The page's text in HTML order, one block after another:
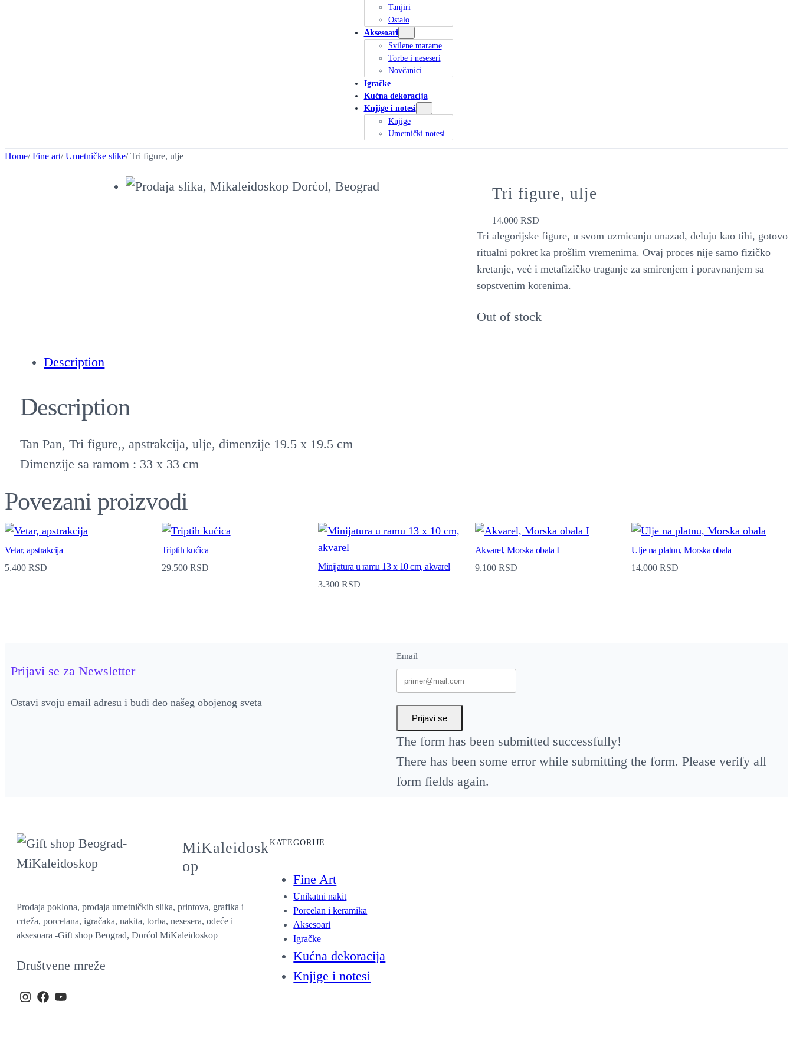
Tanjiri
Ostalo
Aksesoari
Svilene marame
Torbe i neseseri
Novčanici
Igračke
Kućna dekoracija
Knjige i notesi
Knjige
Umetnički notesi
Home/Fine art/Umetničke slike/ Tri figure, ulje
Tri figure, ulje
14.000RSD
Tri alegorijske figure, u svom uzmicanju unazad, deluju kao tihi, gotovo
ritualni pokret ka prošlim vremenima. Ovaj proces nije samo fizičko
kretanje, već i metafizičko traganje za smirenjem i poravnanjem sa
sopstvenim korenima.
Out of stock
Description
Description
Tan Pan, Tri figure,, apstrakcija, ulje, dimenzije 19.5 x 19.5 cm
Dimenzije sa ramom : 33 x 33 cm
Povezani proizvodi
Vetar, apstrakcija
5.400 RSD
Triptih kućica
29.500 RSD
Minijatura u ramu 13 x 10 cm, akvarel
3.300RSD
Akvarel, Morska obala I
9.100 RSD
Ulje na platnu, Morska obala
14.000RSD
Prijavi se za Newsletter
Ostavi svoju email adresu i budi deo našeg obojenog sveta
Email
Prijavi se
The form has been submitted successfully!
There has been some error while submitting the form. Please verify all
form fields again.
MiKaleidosk
op
Prodaja poklona, prodaja umetničkih slika, printova, grafika i
crteža, porcelana, igračaka, nakita, torba, nesesera, odeće i
aksesoara -Gift shop Beograd, Dorćol MiKaleidoskop
Društvene mreže
KATEGORIJE
Fine Art
Unikatni nakit
Porcelan i keramika
Aksesoari
Igračke
Kućna dekoracija
Knjige i notesi